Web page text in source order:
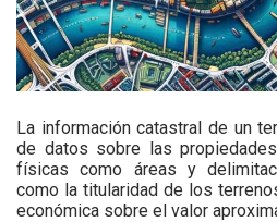
La información catastral de un
de datos sobre las
físicas como áreas y
como la titularidad de los
económica sobre el valor